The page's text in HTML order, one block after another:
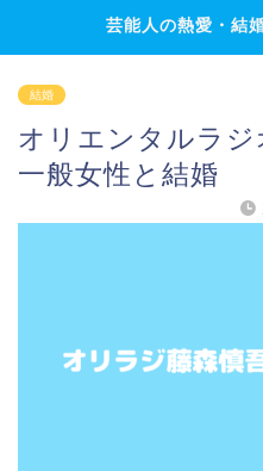
芸能人の熱愛・結
結婚
オリエンタルラ
一般女性と結婚